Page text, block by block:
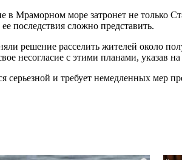
в Мраморном море затронет не
последствия сложно представить.
решение расселить жителей около
несогласие с этими планами, указав
серьезной и требует немедленных мер